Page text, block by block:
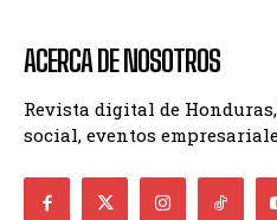
ACERCA DE NOSOTROS
Revista digital de
social, eventos